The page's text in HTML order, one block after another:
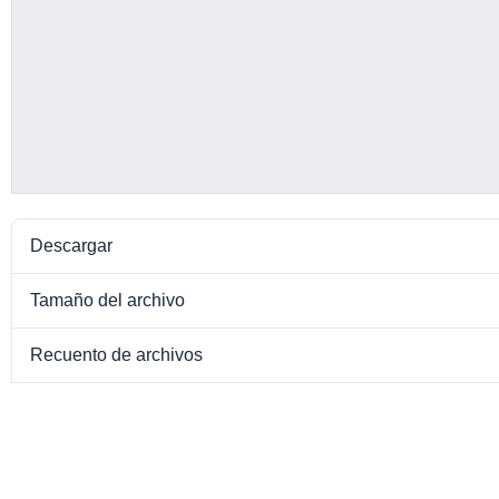
Descargar
Tamaño del archivo
Recuento de archivos